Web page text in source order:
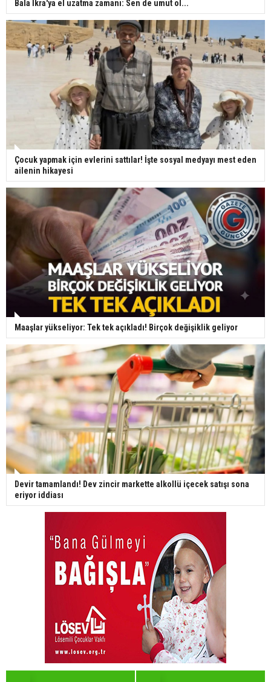
Bala İkra'ya el uzatma zamanı: Sen de umut ol...
Çocuk yapmak için evlerini sattılar! İşte sosyal medyayı mest eden
ailenin hikayesi
Maaşlar yükseliyor: Tek tek açıkladı! Birçok değişiklik geliyor
Devir tamamlandı! Dev zincir markette alkollü içecek satışı sona
eriyor iddiası